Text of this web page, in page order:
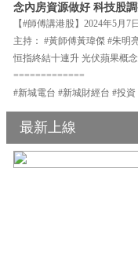
念內房資源做好 科技股
【#師傅講港股】2024年5月7
主持： #黃師傅黃瑋傑 #朱明
恒指終結十連升 光伏蘋果概
=============
#新城電台 #新城財經台 #投
最新上線